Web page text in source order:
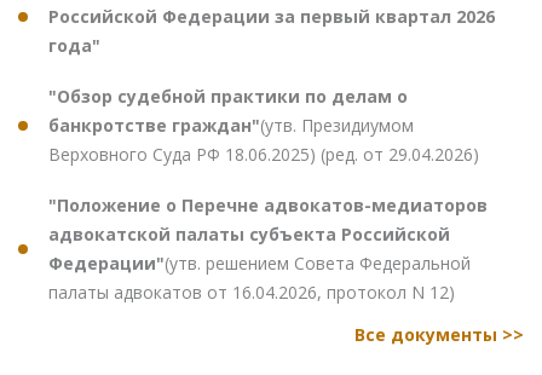
Российской Федерации за первый квартал 2026
года"
"Обзор судебной практики по делам о
банкротстве граждан"(утв. Президиумом
Верховного Суда РФ 18.06.2025) (ред. от 29.04.2026)
"Положение о Перечне адвокатов-медиаторов
адвокатской палаты субъекта Российской
Федерации"(утв. решением Совета Федеральной
палаты адвокатов от 16.04.2026, протокол N 12)
Все документы >>